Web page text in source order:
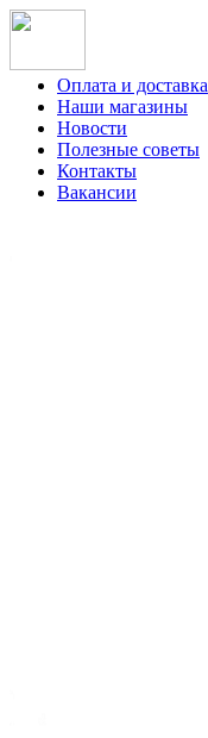
Оплата и доставка
Наши магазины
Новости
Полезные советы
Контакты
Вакансии